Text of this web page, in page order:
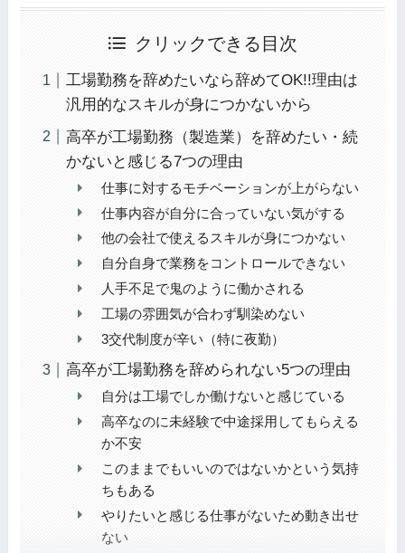
クリックできる目次
工場勤務を辞めたいなら辞めてOK!!理由は
汎用的なスキルが身につかないから
高卒が工場勤務（製造業）を辞めたい・続
かないと感じる7つの理由
仕事に対するモチベーションが上がらない
仕事内容が自分に合っていない気がする
他の会社で使えるスキルが身につかない
自分自身で業務をコントロールできない
人手不足で鬼のように働かされる
工場の雰囲気が合わず馴染めない
3交代制度が辛い（特に夜勤）
高卒が工場勤務を辞められない5つの理由
自分は工場でしか働けないと感じている
高卒なのに未経験で中途採用してもらえる
か不安
このままでもいいのではないかという気持
ちもある
やりたいと感じる仕事がないため動き出せ
ない